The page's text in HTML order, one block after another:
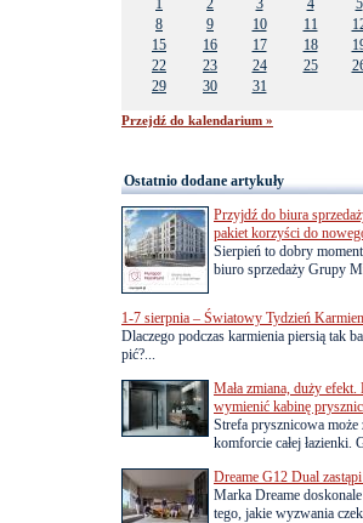
8
9 10 11
15
16 17 18
22
23 24 25
29
30 31
Przejdź do kalendarium »
Ostatnio dodane artykuły
Przyjdź do biura
pakiet korzyści do
Sierpień to dobry
biuro sprzedaży Grupy
1-7 sierpnia – Światowy Tydzień
Dlaczego podczas karmienia piersią tak
pić?...
Mała zmiana, duży
wymienić kabinę
Strefa prysznicowa może
komforcie całej łazienki.
Dreame G12 Dual
Marka Dreame
tego, jakie wyzwania